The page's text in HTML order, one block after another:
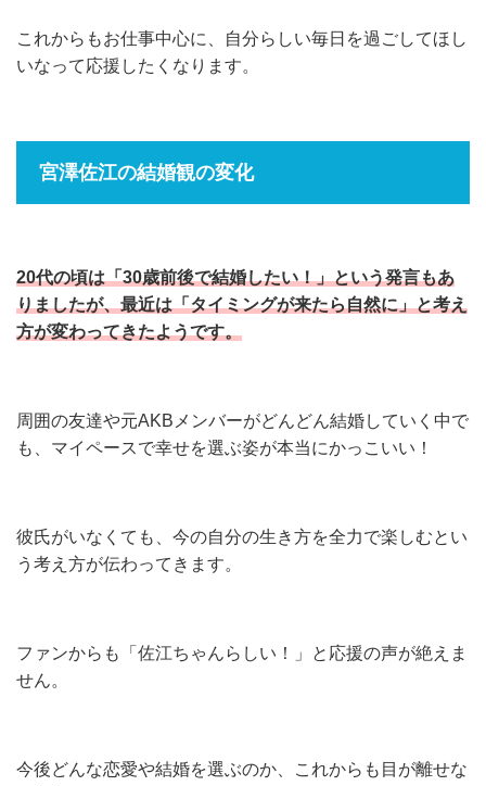
これからもお仕事中心に、自分らしい毎日を過ごしてほし
いなって応援したくなります。
宮澤佐江の結婚観の変化
20代の頃は「30歳前後で結婚したい！」という発言もあ
りましたが、最近は「タイミングが来たら自然に」と考え
方が変わってきたようです。
周囲の友達や元AKBメンバーがどんどん結婚していく中で
も、マイペースで幸せを選ぶ姿が本当にかっこいい！
彼氏がいなくても、今の自分の生き方を全力で楽しむとい
う考え方が伝わってきます。
ファンからも「佐江ちゃんらしい！」と応援の声が絶えま
せん。
今後どんな恋愛や結婚を選ぶのか、これからも目が離せな